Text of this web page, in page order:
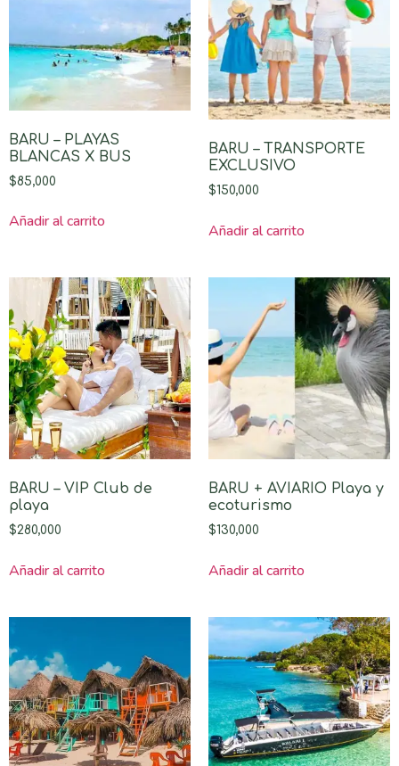
BARU – PLAYAS
BLANCAS X BUS
$85,000
Añadir al carrito
BARU – TRANSPORTE
EXCLUSIVO
$150,000
Añadir al carrito
BARU – VIP Club de
playa
$280,000
Añadir al carrito
BARU + AVIARIO Playa y
ecoturismo
$130,000
Añadir al carrito